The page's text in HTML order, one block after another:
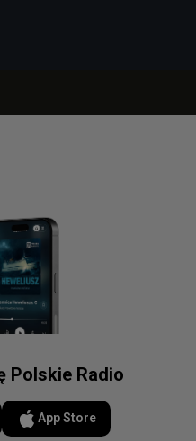
Polskie Radio
App Store